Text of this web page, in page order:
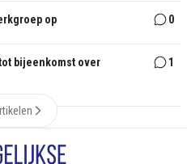
op 0
bijeenkomst over
1